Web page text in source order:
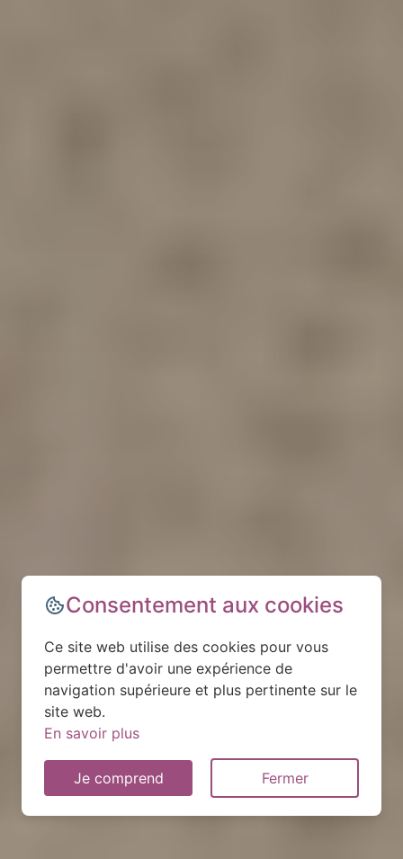
Consentement aux cookies
Ce site web utilise des cookies pour vous
permettre d'avoir une expérience de
navigation supérieure et plus pertinente sur le
site web.
En savoir plus
Je comprend Fermer